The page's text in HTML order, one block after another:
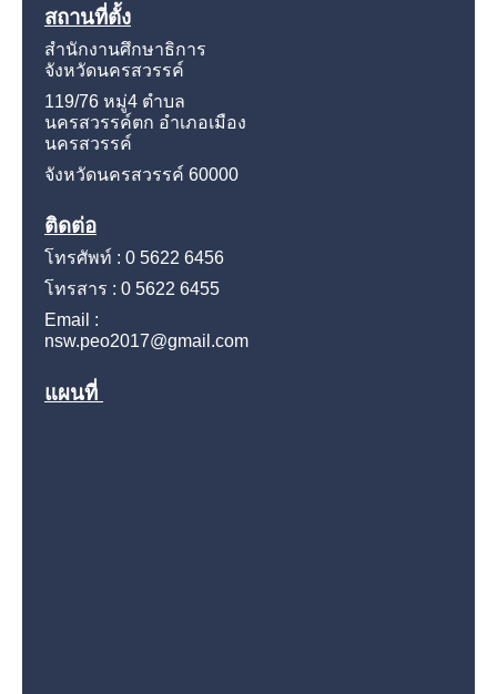
สถานที่ตั้ง
สำนักงานศึกษาธิการ
จังหวัดนครสวรรค์
119/76 หมู่4 ตำบล
นครสวรรค์ตก อำเภอเมือง
นครสวรรค์
จังหวัดนครสวรรค์ 60000
ติดต่อ
โทรศัพท์ : 0 5622 6456
โทรสาร : 0 5622 6455
Email :
nsw.peo2017@gmail.com
แผนที่